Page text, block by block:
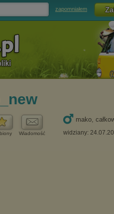
zapomniałem
Wiadomość
mako,
widziany: